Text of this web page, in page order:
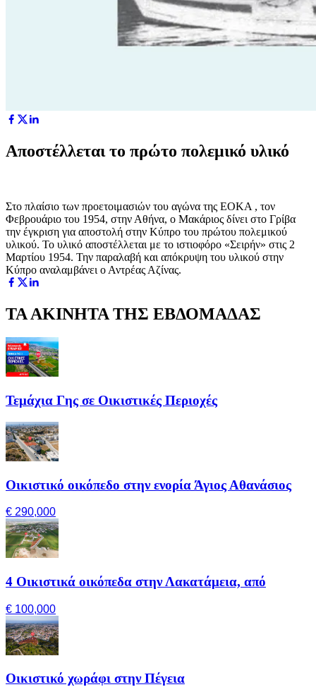
Αποστέλλεται το πρώτο πολεμικό υλικό
Στο πλαίσιο των προετοιμασιών του αγώνα της ΕΟΚΑ , τον
Φεβρουάριο του 1954, στην Αθήνα, ο Μακάριος δίνει στο Γρίβα
την έγκριση για αποστολή στην Κύπρο του πρώτου πολεμικού
υλικού. Το υλικό αποστέλλεται με το ιστιοφόρο «Σειρήν» στις 2
Μαρτίου 1954. Την παραλαβή και απόκρυψη του υλικού στην
Κύπρο αναλαμβάνει ο Αντρέας Αζίνας.
ΤΑ ΑΚΙΝΗΤΑ ΤΗΣ ΕΒΔΟΜΑΔΑΣ
Τεμάχια Γης σε Οικιστικές Περιοχές
Οικιστικό οικόπεδο στην ενορία Άγιος Αθανάσιος
€ 290,000
4 Οικιστικά οικόπεδα στην Λακατάμεια, από
€ 100,000
Οικιστικό χωράφι στην Πέγεια